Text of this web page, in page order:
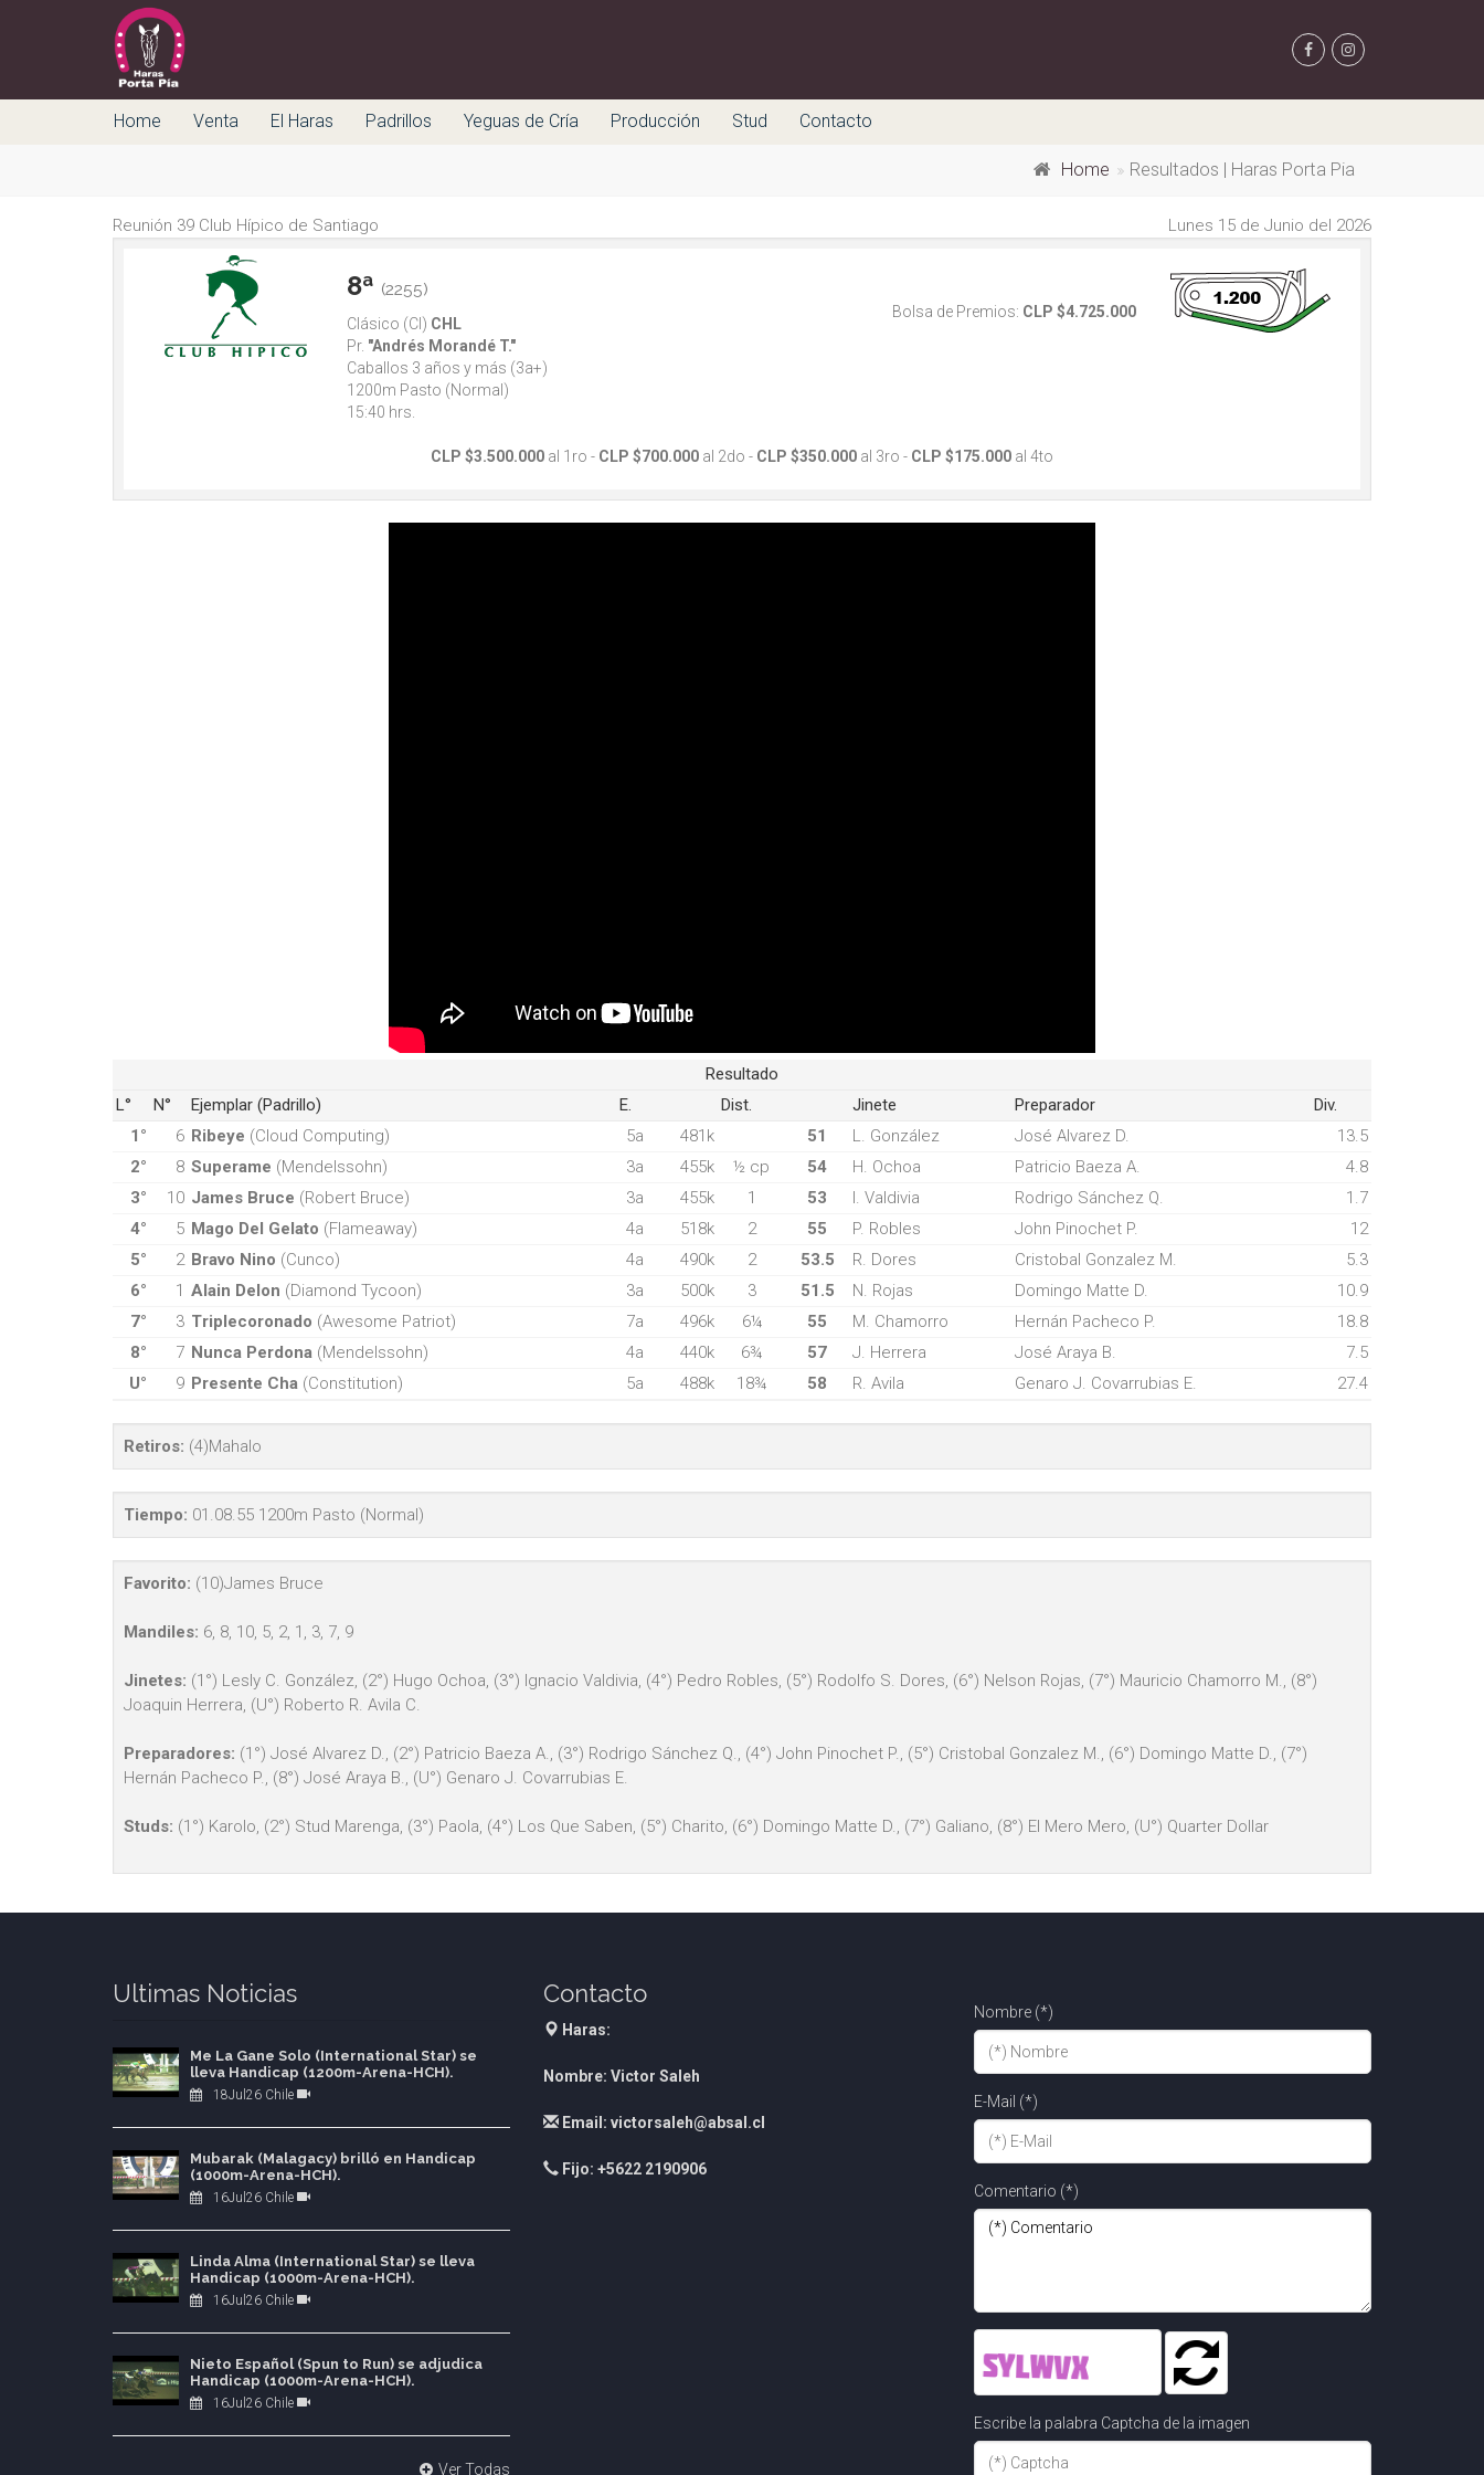
Home Venta El Haras Padrillos Yeguas de Cría Producción Stud Contacto
Home Resultados | Haras Porta Pia
Reunión 39 Club Hípico de Santiago Lunes 15 de Junio del 2026
8ª (2255)
Clásico (Cl) CHL
Pr. "Andrés Morandé T."
Caballos 3 años y más (3a+)
1200m Pasto (Normal)
15:40 hrs.
Bolsa de Premios: CLP $4.725.000
CLP $3.500.000 al 1ro - CLP $700.000 al 2do - CLP $350.000 al 3ro - CLP $175.000 al 4to
Resultado
L°
N° Ejemplar (Padrillo) E. Dist. Jinete Preparador
Div.
1°
6 Ribeye (Cloud Computing) 5a 481k 51 L. González José Alvarez D.
13.5
2°
8 Superame (Mendelssohn) 3a 455k ½ cp 54 H. Ochoa Patricio Baeza A.
4.8
3°
10 James Bruce (Robert Bruce) 3a 455k 1 53 I. Valdivia Rodrigo Sánchez Q.
1.7
4°
5 Mago Del Gelato (Flameaway) 4a 518k 2 55 P. Robles John Pinochet P.
12
5°
2 Bravo Nino (Cunco) 4a 490k 2 53.5 R. Dores Cristobal Gonzalez M.
5.3
6°
1 Alain Delon (Diamond Tycoon) 3a 500k 3 51.5 N. Rojas Domingo Matte D.
10.9
7°
3 Triplecoronado (Awesome Patriot) 7a 496k 6¼ 55 M. Chamorro Hernán Pacheco P.
18.8
8°
7 Nunca Perdona (Mendelssohn) 4a 440k 6¾ 57 J. Herrera José Araya B.
7.5
U°
9 Presente Cha (Constitution) 5a 488k 18¾ 58 R. Avila Genaro J. Covarrubias E. 27.4
Retiros: (4)Mahalo
Tiempo: 01.08.55 1200m Pasto (Normal)
Favorito: (10)James Bruce
Mandiles: 6, 8, 10, 5, 2, 1, 3, 7, 9
Jinetes: (1°) Lesly C. González, (2°) Hugo Ochoa, (3°) Ignacio Valdivia, (4°) Pedro Robles, (5°) Rodolfo S. Dores, (6°) Nelson Rojas, (7°) Mauricio Chamorro M., (8°)
Joaquin Herrera, (U°) Roberto R. Avila C.
Preparadores: (1°) José Alvarez D., (2°) Patricio Baeza A., (3°) Rodrigo Sánchez Q., (4°) John Pinochet P., (5°) Cristobal Gonzalez M., (6°) Domingo Matte D., (7°)
Hernán Pacheco P., (8°) José Araya B., (U°) Genaro J. Covarrubias E.
Studs: (1°) Karolo, (2°) Stud Marenga, (3°) Paola, (4°) Los Que Saben, (5°) Charito, (6°) Domingo Matte D., (7°) Galiano, (8°) El Mero Mero, (U°) Quarter Dollar
Ultimas Noticias
Me La Gane Solo (International Star) se
lleva Handicap (1200m-Arena-HCH).
18Jul26 Chile
Mubarak (Malagacy) brilló en Handicap
(1000m-Arena-HCH).
16Jul26 Chile
Linda Alma (International Star) se lleva
Handicap (1000m-Arena-HCH).
16Jul26 Chile
Nieto Español (Spun to Run) se adjudica
Handicap (1000m-Arena-HCH).
16Jul26 Chile
Ver Todas
Contacto
Haras:
Nombre: Victor Saleh
Email: victorsaleh@absal.cl
Fijo: +5622 2190906
Nombre (*)
E-Mail (*)
Comentario (*)
Escribe la palabra Captcha de la imagen